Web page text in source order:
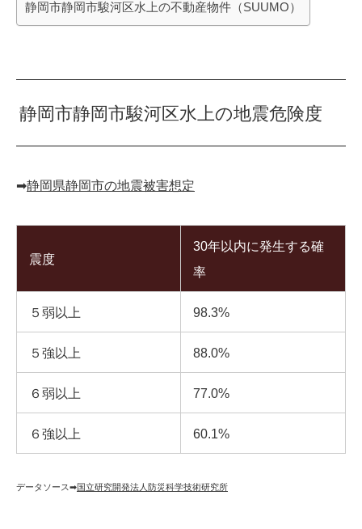
静岡市静岡市駿河区水上の不動産物件（SUUMO）
静岡市静岡市駿河区水上の地震危険度
➡︎静岡県静岡市の地震被害想定
震度
30年以内に発生する確
率
５弱以上 98.3%
５強以上 88.0%
６弱以上 77.0%
６強以上 60.1%
データソース➡︎国立研究開発法人防災科学技術研究所